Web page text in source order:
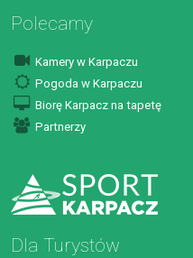
Polecamy
Kamery w Karpaczu
Pogoda w Karpaczu
Biorę Karpacz na tapetę
Partnerzy
Dla Turystów